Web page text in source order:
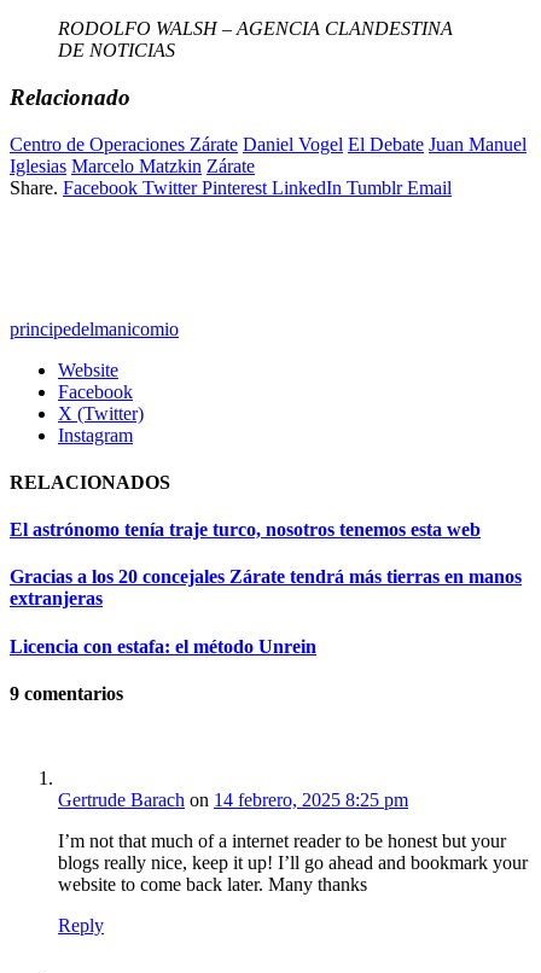
RODOLFO WALSH – AGENCIA CLANDESTINA
DE NOTICIAS
Relacionado
Centro de Operaciones Zárate Daniel Vogel El Debate Juan Manuel
Iglesias Marcelo Matzkin Zárate
Share. Facebook Twitter Pinterest LinkedIn Tumblr Email
principedelmanicomio
Website
Facebook
X (Twitter)
Instagram
RELACIONADOS
El astrónomo tenía traje turco, nosotros tenemos esta web
Gracias a los 20 concejales Zárate tendrá más tierras en manos
extranjeras
Licencia con estafa: el método Unrein
9 comentarios
Gertrude Barach on 14 febrero, 2025 8:25 pm
I’m not that much of a internet reader to be honest but your
blogs really nice, keep it up! I’ll go ahead and bookmark your
website to come back later. Many thanks
Reply